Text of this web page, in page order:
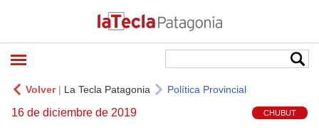
Volver| La Tecla Patagonia Política Provincial
16 de diciembre de 2019 CHUBUT